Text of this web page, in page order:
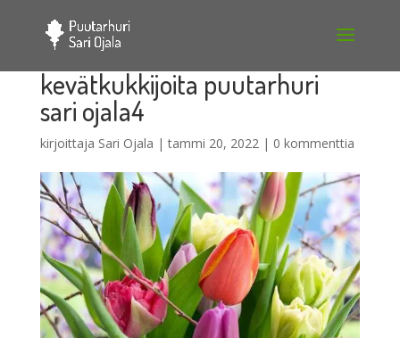
kevätkukkijoita puutarhuri
sari ojala4
kirjoittaja Sari Ojala |tammi 20, 2022| 0 kommenttia